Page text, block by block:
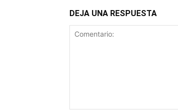
DEJA UNA RESPUESTA